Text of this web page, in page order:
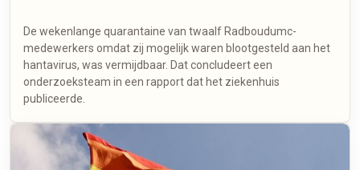
De wekenlange quarantaine van twaalf Radboudumc-
medewerkers omdat zij mogelijk waren blootgesteld aan het
hantavirus, was vermijdbaar. Dat concludeert een
onderzoeksteam in een rapport dat het ziekenhuis
publiceerde.